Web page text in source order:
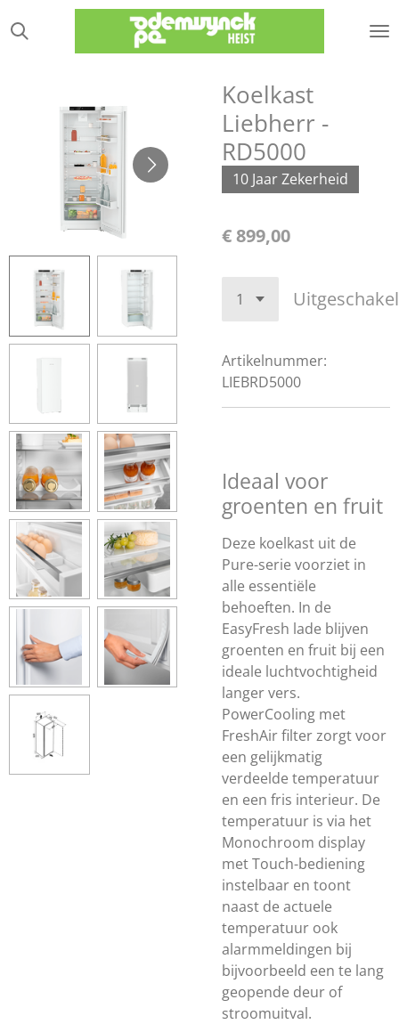
direct
hoofdinhoud
Koelkast
Liebherr -
RD5000
10 Jaar Zekerheid
€ 899,00
Artikelnummer:
LIEBRD5000
Ideaal voor
groenten en fruit
Deze koelkast uit de
Pure-serie voorziet in
alle essentiële
behoeften. In de
EasyFresh lade blijven
groenten en fruit bij een
ideale luchtvochtigheid
langer vers.
PowerCooling met
FreshAir filter zorgt voor
een gelijkmatig
verdeelde temperatuur
en een fris interieur. De
temperatuur is via het
Monochroom display
met Touch-bediening
instelbaar en toont
naast de actuele
temperatuur ook
alarmmeldingen bij
bijvoorbeeld een te lang
geopende deur of
stroomuitval.